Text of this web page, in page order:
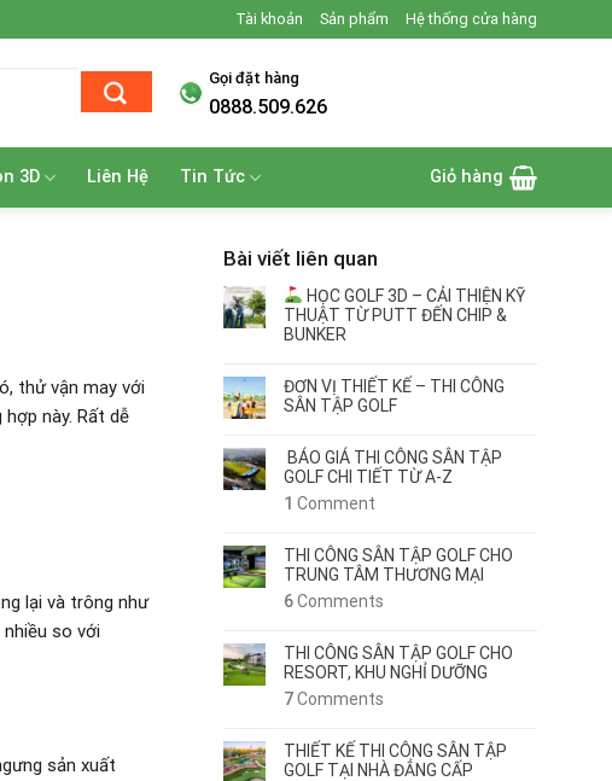
Tài khoản Sản phẩm Hệ thống cửa hàng
Gọi đặt hàng
0888.509.626
3D Liên Hệ Tin Tức Giỏ hàng
thử vận may với
này. Rất dễ
lại và trông như
so với
sản xuất
Bài viết liên quan
HỌC GOLF 3D – CẢI THIỆN KỸ
THUẬT TỪ PUTT ĐẾN CHIP &
BUNKER
ĐƠN VỊ THIẾT KẾ – THI CÔNG
SÂN TẬP GOLF
BÁO GIÁ THI CÔNG SÂN TẬP
GOLF CHI TIẾT TỪ A-Z
1 Comment
THI CÔNG SÂN TẬP GOLF CHO
TRUNG TÂM THƯƠNG MẠI
6Comments
THI CÔNG SÂN TẬP GOLF CHO
RESORT, KHU NGHỈ DƯỠNG
7Comments
THIẾT KẾ THI CÔNG SÂN TẬP
GOLF TẠI NHÀ ĐẲNG CẤP